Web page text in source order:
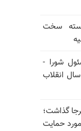
سخت
شورا -
سال انقلاب
۱۱ زخمی برجا گذاشت؛
حمایت